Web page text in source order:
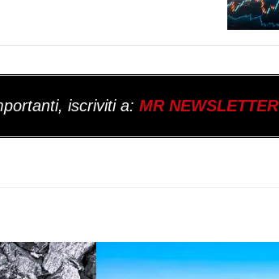
iscriviti a: MR NEWSLETTER